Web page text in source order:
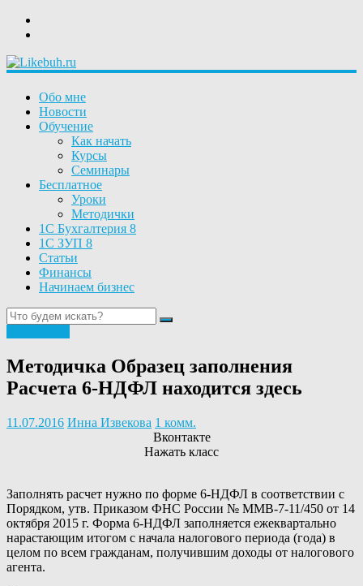
Обо мне
Новости
Обучение
Как начать
Курсы
Семинары
Бесплатное
Уроки
Методички
1С Бухгалтерия 8
1С ЗУП 8
Статьи
Финансы
Начинаем бизнес
Методичка Образец заполнения
Расчета 6-НДФЛ находится здесь
11.07.2016 Инна Извекова 1 комм.
Вконтакте
Нажать класс
Заполнять расчет нужно по форме 6-НДФЛ в соответствии с
Порядком, утв. Приказом ФНС России № ММВ-7-11/450 от 14
октября 2015 г. Форма 6-НДФЛ заполняется ежеквартально
нарастающим итогом с начала налогового периода (года) в
целом по всем гражданам, получившим доходы от налогового
агента.